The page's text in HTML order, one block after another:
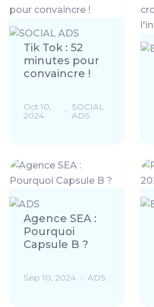
Tik Tok : 52
minutes pour
convaincre !
Oct 10,
2024
SOCIAL
ADS
Agence SEA :
Pourquoi
Capsule B ?
Sep 10, 2024 ADS